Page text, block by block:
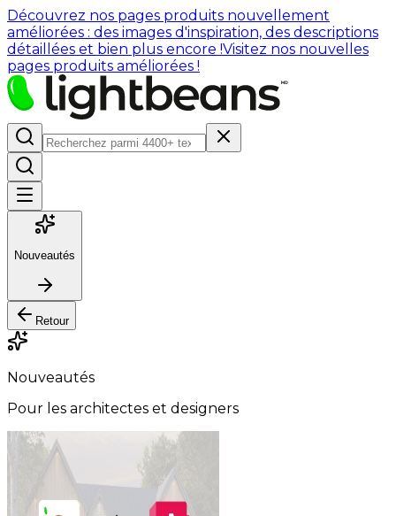
Découvrez nos pages produits nouvellement
améliorées : des images d'inspiration, des descriptions
détaillées et bien plus encore !Visitez nos nouvelles
pages produits améliorées !
Nouveautés
Retour
Nouveautés
Pour les architectes et designers